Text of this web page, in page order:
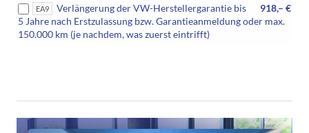
EA9 918,– €
Verlängerung der VW-Herstellergarantie bis
5 Jahre nach Erstzulassung bzw. Garantieanmeldung oder max.
150.000 km (je nachdem, was zuerst eintrifft)